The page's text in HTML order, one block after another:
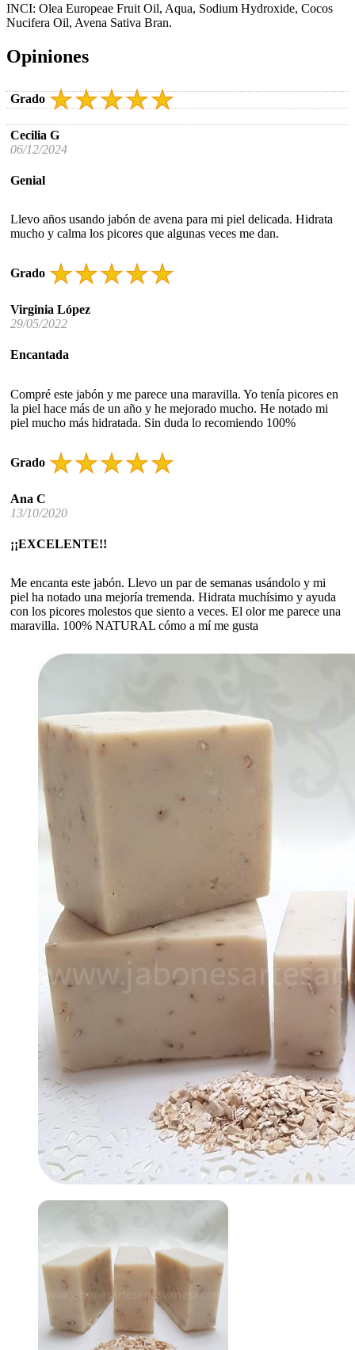
INCI: Olea Europeae Fruit Oil, Aqua, Sodium Hydroxide, Cocos
Nucifera Oil, Avena Sativa Bran.
Opiniones
Grado
Cecilia G
06/12/2024
Genial
Llevo años usando jabón de avena para mi piel delicada. Hidrata
mucho y calma los picores que algunas veces me dan.
Grado
Virginia López
29/05/2022
Encantada
Compré este jabón y me parece una maravilla. Yo tenía picores en
la piel hace más de un año y he mejorado mucho. He notado mi
piel mucho más hidratada. Sin duda lo recomiendo 100%
Grado
Ana C
13/10/2020
¡¡EXCELENTE!!
Me encanta este jabón. Llevo un par de semanas usándolo y mi
piel ha notado una mejoría tremenda. Hidrata muchísimo y ayuda
con los picores molestos que siento a veces. El olor me parece una
maravilla. 100% NATURAL cómo a mí me gusta